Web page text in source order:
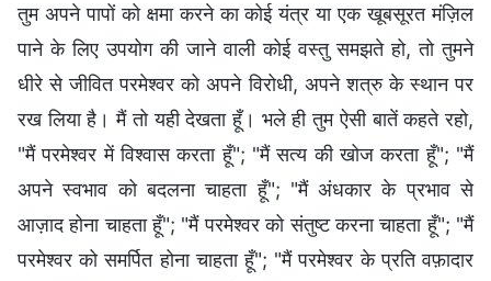
तुम अपने पापों को क्षमा करने का कोई यंत्र या एक खूबसूरत मंज़िल
पाने के लिए उपयोग की जाने वाली कोई वस्तु समझते हो, तो तुमने
धीरे से जीवित परमेश्वर को अपने विरोधी, अपने शत्रु के स्थान पर
रख लिया है। मैं तो यही देखता हूँ। भले ही तुम ऐसी बातें कहते रहो,
"मैं परमेश्वर में विश्वास करता हूँ"; "मैं सत्य की खोज करता हूँ"; "मैं
अपने स्वभाव को बदलना चाहता हूँ"; "मैं अंधकार के प्रभाव से
आज़ाद होना चाहता हूँ"; "मैं परमेश्वर को संतुष्ट करना चाहता हूँ"; "मैं
परमेश्वर को समर्पित होना चाहता हूँ"; "मैं परमेश्वर के प्रति वफ़ादार